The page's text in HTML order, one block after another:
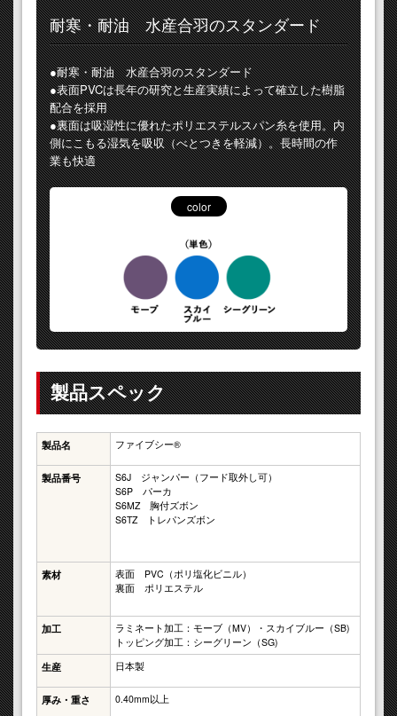
耐寒・耐油 水産合羽のスタンダード
●耐寒・耐油 水産合羽のスタンダード
●表面PVCは長年の研究と生産実績によって確立した樹脂
配合を採用
●裏面は吸湿性に優れたポリエステルスパン糸を使用。内
側にこもる湿気を吸収（べとつきを軽減）。長時間の作
業も快適
color
製品スペック
製品名 ファイブシー®
製品番号
S6J ジャンパー（フード取外し可）
S6P パーカ
S6MZ 胸付ズボン
S6TZ トレパンズボン
素材
表面 PVC（ポリ塩化ビニル）
裏面 ポリエステル
加工
ラミネート加工：モーブ（MV）・スカイブルー（SB)
トッピング加工：シーグリーン（SG)
生産
日本製
厚み・重さ 0.40mm以上